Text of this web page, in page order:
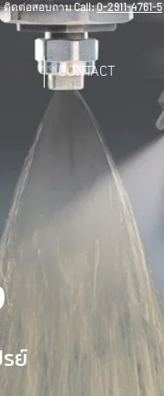
ติดต่อสอบถาม Call:0-2911-4761-5
CONTACT
ย์